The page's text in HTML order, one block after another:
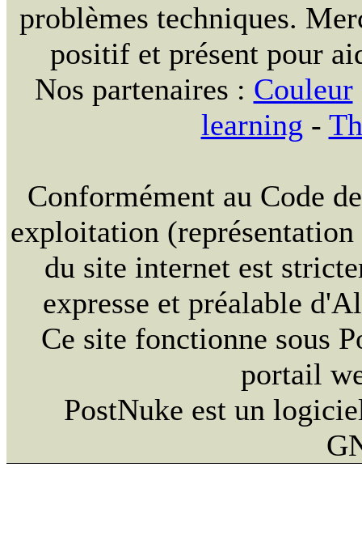
problèmes techniques.
positif et présent pour
Nos partenaires : Couleur
learning -
Conformément au Code
exploitation
du site internet est
expresse et préalable
Ce site fonctionne sous
portail
PostNuke est un